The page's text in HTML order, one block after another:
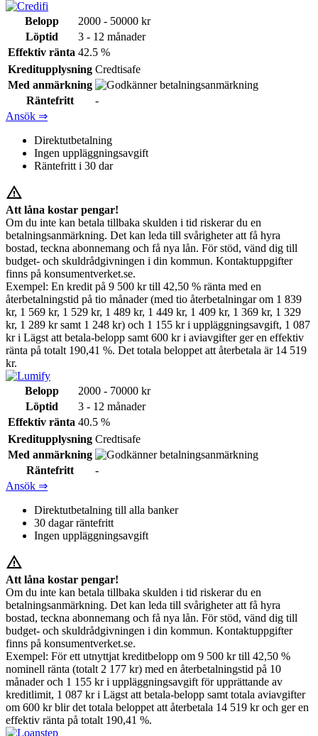
Belopp
2000 - 50000 kr
Löptid
3 - 12 månader
Effektiv ränta 42.5 %
Kreditupplysning Credtisafe
Med anmärkning
Räntefritt
-
Ansök ⇒
Direktutbetalning
Ingen uppläggningsavgift
Räntefritt i 30 dar
warning_amber
Att låna kostar pengar!
Om du inte kan betala tillbaka skulden i tid riskerar du en
betalningsanmärkning. Det kan leda till svårigheter att få hyra
bostad, teckna abonnemang och få nya lån. För stöd, vänd dig till
budget- och skuldrådgivningen i din kommun. Kontaktuppgifter
finns på konsumentverket.se.
Exempel: En kredit på 9 500 kr till 42,50 % ränta med en
återbetalningstid på tio månader (med tio återbetalningar om 1 839
kr, 1 569 kr, 1 529 kr, 1 489 kr, 1 449 kr, 1 409 kr, 1 369 kr, 1 329
kr, 1 289 kr samt 1 248 kr) och 1 155 kr i uppläggningsavgift, 1 087
kr i Lägst att betala-belopp samt 600 kr i aviavgifter ger en effektiv
ränta på totalt 190,41 %. Det totala beloppet att återbetala är 14 519
kr.
Belopp
2000 - 70000 kr
Löptid
3 - 12 månader
Effektiv ränta 40.5 %
Kreditupplysning Credtisafe
Med anmärkning
Räntefritt
-
Ansök ⇒
Direktutbetalning till alla banker
30 dagar räntefritt
Ingen uppläggningsavgift
warning_amber
Att låna kostar pengar!
Om du inte kan betala tillbaka skulden i tid riskerar du en
betalningsanmärkning. Det kan leda till svårigheter att få hyra
bostad, teckna abonnemang och få nya lån. För stöd, vänd dig till
budget- och skuldrådgivningen i din kommun. Kontaktuppgifter
finns på konsumentverket.se.
Exempel: För ett utnyttjat kreditbelopp om 9 500 kr till 42,50 %
nominell ränta (totalt 2 177 kr) med en återbetalningstid på 10
månader och 1 155 kr i uppläggningsavgift för upprättande av
kreditlimit, 1 087 kr i Lägst att betala-belopp samt totala aviavgifter
om 600 kr blir det totala beloppet att återbetala 14 519 kr och ger en
effektiv ränta på totalt 190,41 %.